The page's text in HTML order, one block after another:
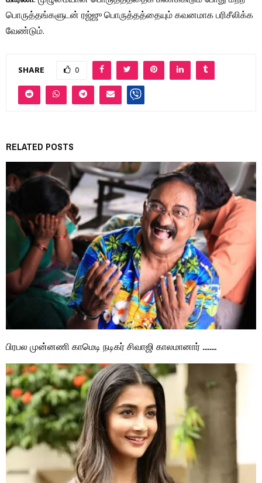
பொருத்தங்களுடன் ரஜ்ஜு பொருத்தத்தையும் கவனமாக பரிசீலிக்க
வேண்டும்.
SHARE 0
RELATED POSTS
பிரபல முன்னணி காமெடி நடிகர் சிவாஜி காலமானார் ……..